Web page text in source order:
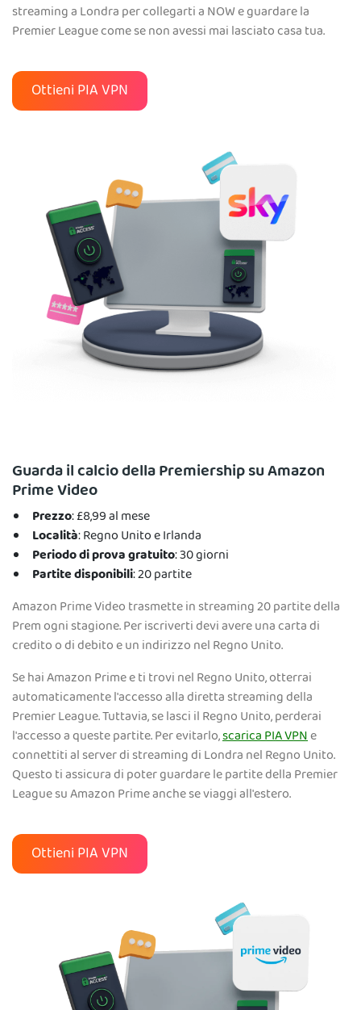
streaming a Londra per collegarti a NOW e guardare la
Premier League come se non avessi mai lasciato casa tua.
Ottieni PIA VPN
Guarda il calcio della Premiership su Amazon
Prime Video
Prezzo: £8,99 al mese
Località: Regno Unito e Irlanda
Periodo di prova gratuito: 30 giorni
Partite disponibili: 20 partite
Amazon Prime Video trasmette in streaming 20 partite della
Prem ogni stagione. Per iscriverti devi avere una carta di
credito o di debito e un indirizzo nel Regno Unito.
Se hai Amazon Prime e ti trovi nel Regno Unito, otterrai
automaticamente l'accesso alla diretta streaming della
Premier League. Tuttavia, se lasci il Regno Unito, perderai
l'accesso a queste partite. Per evitarlo,scarica PIA VPNe
connettiti al server di streaming di Londra nel Regno Unito.
Questo ti assicura di poter guardare le partite della Premier
League su Amazon Prime anche se viaggi all'estero.
Ottieni PIA VPN